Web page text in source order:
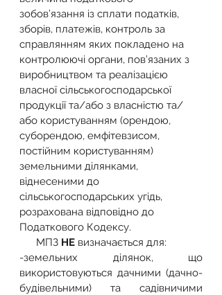
зобов’язання із сплати податків,
зборів, платежів, контроль за
справлянням яких покладено на
контролюючі органи, пов’язаних з
виробництвом та реалізацією
власної сільськогосподарської
продукції та/або з власністю та/
або користуванням (орендою,
суборендою, емфітевзисом,
постійним користуванням)
земельними ділянками,
віднесеними до
сільськогосподарських угідь,
розрахована відповідно до
Податкового Кодексу.
МПЗ НЕ визначається для:
-земельних ділянок, що
використовуються дачними (дачно-
будівельними) та садівничими